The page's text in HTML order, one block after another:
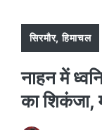
सिरमौर,हिमाचल
नाहन में
का शिकंजा,